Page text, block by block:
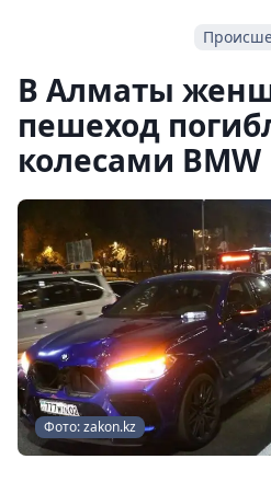
В Алматы
пешеход
колесами BMW
Фото: zakon.kz